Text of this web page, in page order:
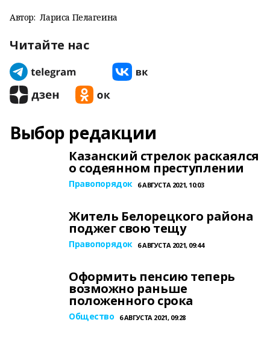
Автор: Лариса Пелагеина
Читайте нас
Выбор редакции
Казанский стрелок раскаялся
о содеянном преступлении
Правопорядок 6 АВГУСТА 2021, 10:03
Житель Белорецкого района
поджег свою тещу
Правопорядок 6 АВГУСТА 2021, 09:44
Оформить пенсию теперь
возможно раньше
положенного срока
Общество 6 АВГУСТА 2021, 09:28